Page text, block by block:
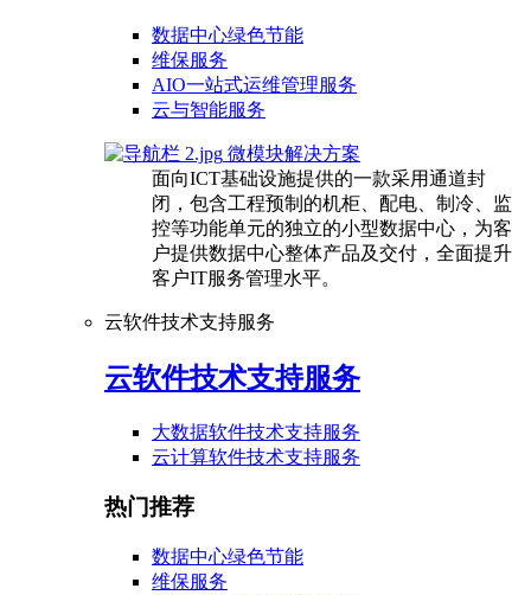
数据中心绿色节能
维保服务
AIO一站式运维管理服务
云与智能服务
微模块解决方案
面向ICT基础设施提供的一款采用通道封
闭，包含工程预制的机柜、配电、制冷、监
控等功能单元的独立的小型数据中心，为客
户提供数据中心整体产品及交付，全面提升
客户IT服务管理水平。
云软件技术支持服务
云软件技术支持服务
大数据软件技术支持服务
云计算软件技术支持服务
热门推荐
数据中心绿色节能
维保服务